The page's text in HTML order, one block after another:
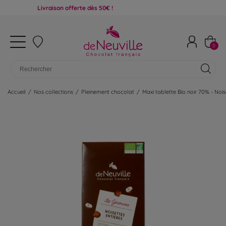
Livraison offerte dès 50€ !
0
Accueil / Nos collections / Pleinement chocolat / Maxi tablette Bio noir 70% -